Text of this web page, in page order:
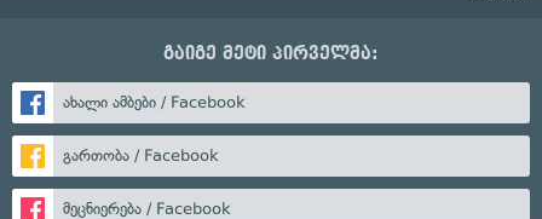
გაიგე მეტი პირველმა:
ახალი ამბები / Facebook
გართობა / Facebook
მეცნიერება / Facebook